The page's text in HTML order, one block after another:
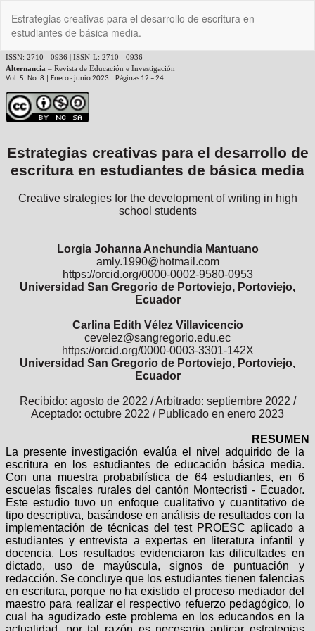
los
detalles
del
artículo
Estrategias creativas para el desarrollo de escritura en
estudiantes de básica media.